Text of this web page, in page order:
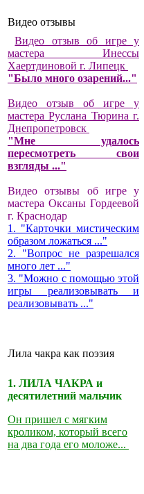
Видео отзывы
Видео отзыв об игре у
мастера Инессы
Хаертдиновой г. Липецк
"Было много озарений..."
Видео отзыв об игре у
мастера Руслана Тюрина г.
Днепропетровск
"Мне удалось
пересмотреть свои
взгляды ..."
Видео отзывы об игре у
мастера Оксаны Гордеевой
г. Краснодар
1. "Карточки мистическим
образом ложаться ..."
2. "Вопрос не разрешался
много лет ..."
3. "Можно с помощью этой
игры реализовывать и
реализовывать ..."
Лила чакра как поэзия
1. ЛИЛА ЧАКРА и
десятилетний мальчик
Он пришел с мягким
кроликом, который всего
на два года его моложе...